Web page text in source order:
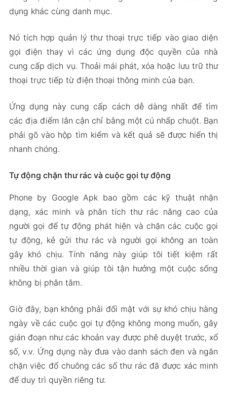
thực
Tải Xuống Phone By Google Apk
v127.0.620688474 cho Android
dụng khác cùng danh mục.
Nó tích hợp quản lý thư thoại trực tiếp vào giao diện
gọi điện thay vì các ứng dụng độc quyền của nhà
cung cấp dịch vụ. Thoải mái phát, xóa hoặc lưu trữ thư
thoại trực tiếp từ điện thoại thông minh của bạn.
Ứng dụng này cung cấp cách dễ dàng nhất để tìm
các địa điểm lân cận chỉ bằng một cú nhấp chuột. Bạn
phải gõ vào hộp tìm kiếm và kết quả sẽ được hiển thị
nhanh chóng.
Tự động chặn thư rác và cuộc gọi tự động
Phone by Google Apk bao gồm các kỹ thuật nhận
dạng, xác minh và phân tích thư rác nâng cao của
người gọi để tự động phát hiện và chặn các cuộc gọi
tự động, kẻ gửi thư rác và người gọi không an toàn
gây khó chịu. Tính năng này giúp tôi tiết kiệm rất
nhiều thời gian và giúp tôi tận hưởng một cuộc sống
không bị phân tâm.
Giờ đây, bạn không phải đối mặt với sự khó chịu hàng
ngày về các cuộc gọi tự động không mong muốn, gây
gián đoạn như các khoản vay được phê duyệt trước, xổ
số, v.v. Ứng dụng này đưa vào danh sách đen và ngăn
chặn việc đổ chuông các số thư rác đã được xác minh
để duy trì quyền riêng tư.